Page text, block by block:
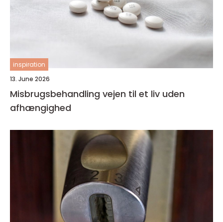
inspiration
13. June 2026
Misbrugsbehandling vejen til et liv uden
afhængighed